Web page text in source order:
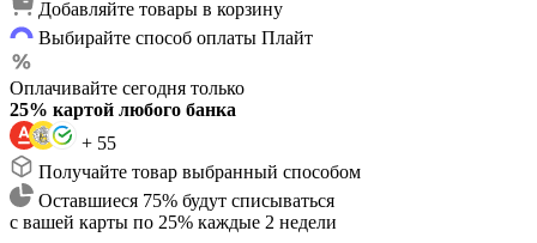
Добавляйте товары в корзину
Выбирайте способ оплаты Плайт
Оплачивайте сегодня только
25% картой любого банка
+ 55
Получайте товар выбранный способом
Оставшиеся 75% будут списываться
с вашей карты по 25% каждые 2 недели